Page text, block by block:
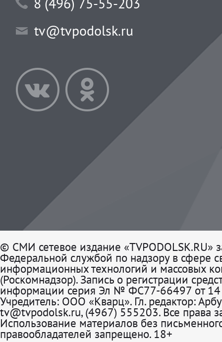
tv@tvpodolsk.ru
© СМИ сетевое издание «TVPODOLSK.RU»
Федеральной службой по надзору в сфере
информационных технологий и массовых
(Роскомнадзор). Запись о регистрации
информации серия Эл № ФС77-66497 от 14
Учредитель: ООО «Кварц». Гл. редактор:
tv@tvpodolsk.ru, (4967) 555203. Все права
Использование материалов без
правообладателей запрещено. 18+